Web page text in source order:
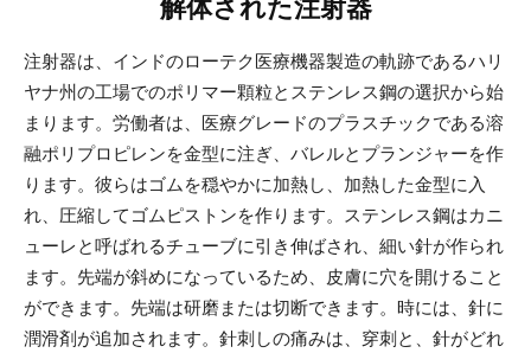
解体された注射器
注射器は、インドのローテク医療機器製造の軌跡であるハリ
ヤナ州の工場でのポリマー顆粒とステンレス鋼の選択から始
まります。労働者は、医療グレードのプラスチックである溶
融ポリプロピレンを金型に注ぎ、バレルとプランジャーを作
ります。彼らはゴムを穏やかに加熱し、加熱した金型に入
れ、圧縮してゴムピストンを作ります。ステンレス鋼はカニ
ューレと呼ばれるチューブに引き伸ばされ、細い針が作られ
ます。先端が斜めになっているため、皮膚に穴を開けること
ができます。先端は研磨または切断できます。時には、針に
潤滑剤が追加されます。針刺しの痛みは、穿刺と、針がどれ